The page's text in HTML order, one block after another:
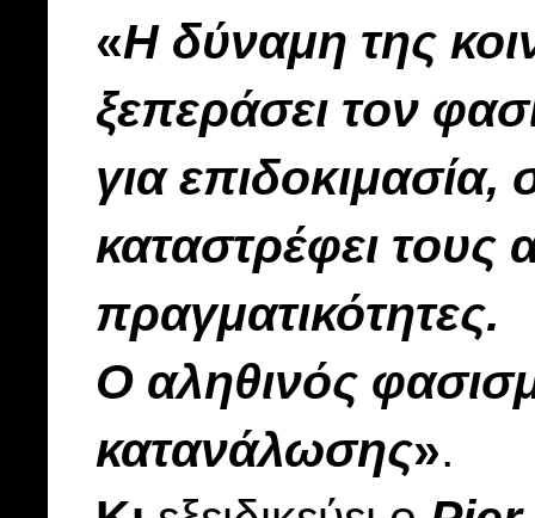
«Η δύναμη της
ξεπεράσει τον
για επιδοκιμασία,
καταστρέφει τους
πραγματικότητες.
Ο αληθινός
κατανάλωσης».